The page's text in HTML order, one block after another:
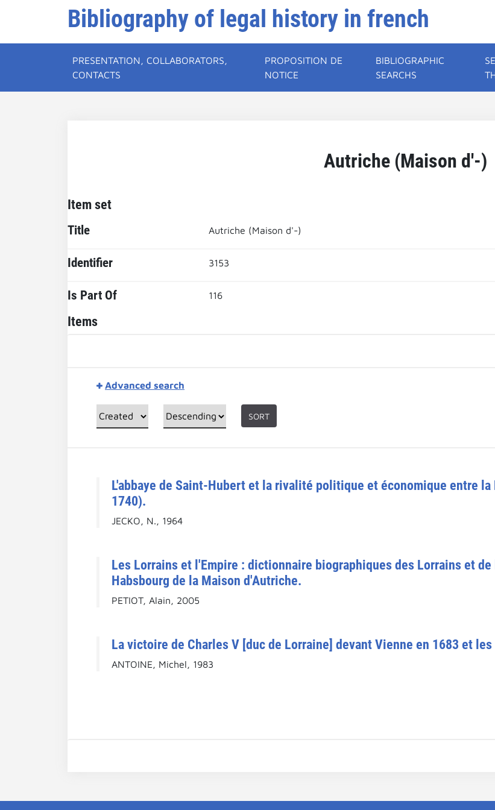
Bibliography of legal history in french
PRESENTATION, COLLABORATORS,
CONTACTS
PROPOSITION DE
NOTICE
BIBLIOGRAPHIC
SEARCHS
Autriche (Maison d'-)
Item set
Title Autriche (Maison d'-)
Identifier 3153
Is Part Of 116
Items
Advanced search
SORT
L'abbaye de Saint-Hubert et la rivalité politique et économique entre
1740).
JECKO, N., 1964
Les Lorrains et l'Empire : dictionnaire biographiques des Lorrains et
Habsbourg de la Maison d'Autriche.
PETIOT, Alain, 2005
La victoire de Charles V [duc de Lorraine] devant Vienne en 1683 et
ANTOINE, Michel, 1983